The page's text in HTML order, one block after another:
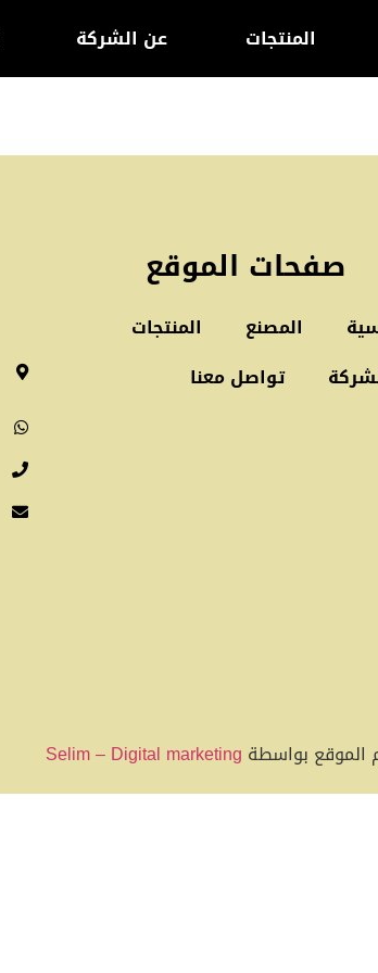
المنتجات عن الشركة
صفحات الموقع
المصنع
المنتجات
تواصل معنا
الموقع بواسطة Selim – Digital marketing